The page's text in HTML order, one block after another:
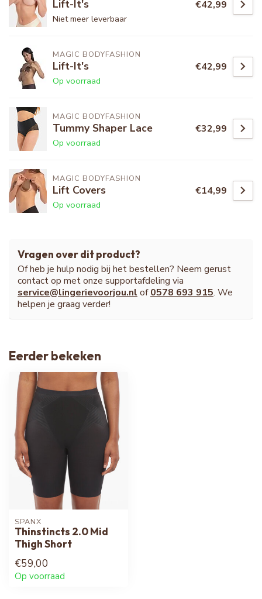
Lift-It's
Niet meer leverbaar
€42,99
MAGIC BODYFASHION
Lift-It's
Op voorraad
€42,99
MAGIC BODYFASHION
Tummy Shaper Lace
Op voorraad
€32,99
MAGIC BODYFASHION
Lift Covers
Op voorraad
€14,99
Vragen over dit product?
Of heb je hulp nodig bij het bestellen? Neem gerust
contact op met onze supportafdeling via
service@lingerievoorjou.nl of0578 693 915. We
helpen je graag verder!
Eerder bekeken
SPANX
Thinstincts 2.0 Mid
Thigh Short
€59,00
Op voorraad